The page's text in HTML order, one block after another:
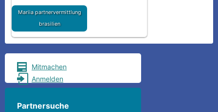
Mariia partnervermittlung
brasilien
Mitmachen
Anmelden
Partnersuche